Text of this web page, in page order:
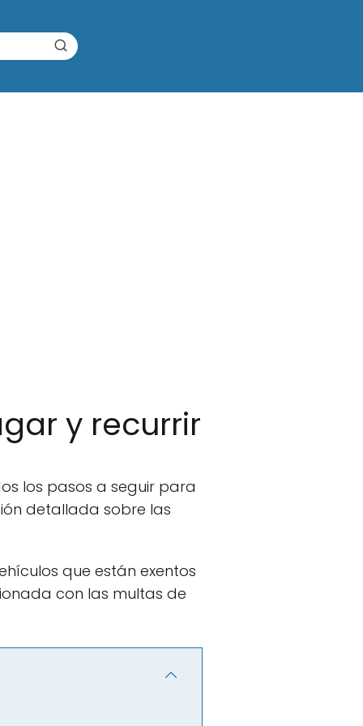
y recurrir
los pasos a seguir para
detallada sobre las
que están exentos
con las multas de